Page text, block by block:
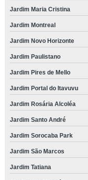
Jardim Maria Cristina
Jardim Montreal
Jardim Novo Horizonte
Jardim Paulistano
Jardim Pires de Mello
Jardim Portal do Itavuvu
Jardim Rosária Alcoléa
Jardim Santo André
Jardim Sorocaba Park
Jardim São Marcos
Jardim Tatiana